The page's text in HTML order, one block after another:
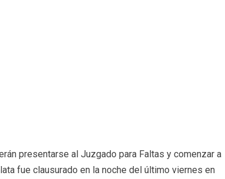
presentarse al Juzgado para Faltas y comenzar a
fue clausurado en la noche del último viernes en